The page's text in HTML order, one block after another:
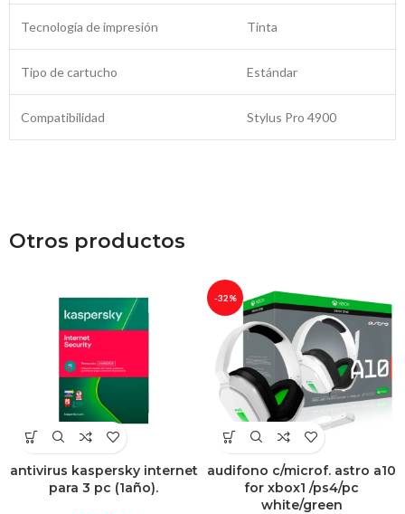
Tecnología de impresión Tinta
Tipo de cartucho Estándar
Compatibilidad Stylus Pro 4900
Otros productos
antivirus kaspersky internet
para 3 pc (1año).
-32%
audifono c/microf. astro a10
for xbox1 /ps4/pc
white/green